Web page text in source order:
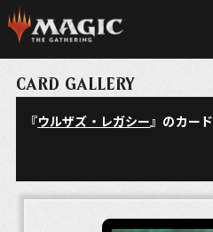
CARD GALLERY
『ウルザズ・レガシー』のカード